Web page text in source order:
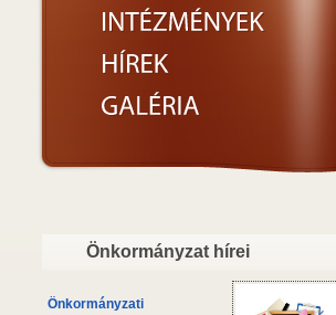
Önkormányzat hírei
Önkormányzati